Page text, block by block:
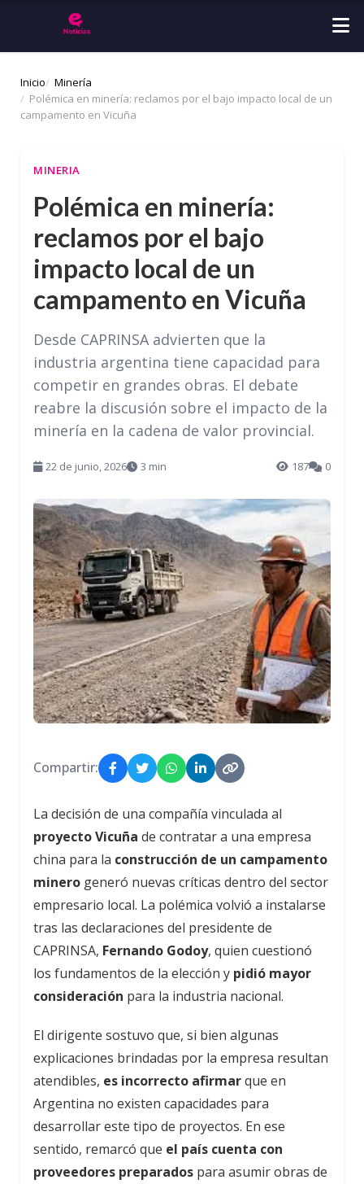
Inicio
Minería
Polémica en minería: reclamos por el bajo impacto local de un
campamento en Vicuña
MINERIA
Polémica en minería:
reclamos por el bajo
impacto local de un
campamento en Vicuña
Desde CAPRINSA advierten que la
industria argentina tiene capacidad para
competir en grandes obras. El debate
reabre la discusión sobre el impacto de la
minería en la cadena de valor provincial.
22 de junio, 2026 3 min 187 0
Compartir:
La decisión de una compañía vinculada al
proyecto Vicuña de contratar a una empresa
china para la construcción de un campamento
minero generó nuevas críticas dentro del sector
empresario local. La polémica volvió a instalarse
tras las declaraciones del presidente de
CAPRINSA, Fernando Godoy, quien cuestionó
los fundamentos de la elección y pidió mayor
consideración para la industria nacional.
El dirigente sostuvo que, si bien algunas
explicaciones brindadas por la empresa resultan
atendibles, es incorrecto afirmarque en
Argentina no existen capacidades para
desarrollar este tipo de proyectos. En ese
sentido, remarcó que el país cuenta con
proveedores preparados para asumir obras de